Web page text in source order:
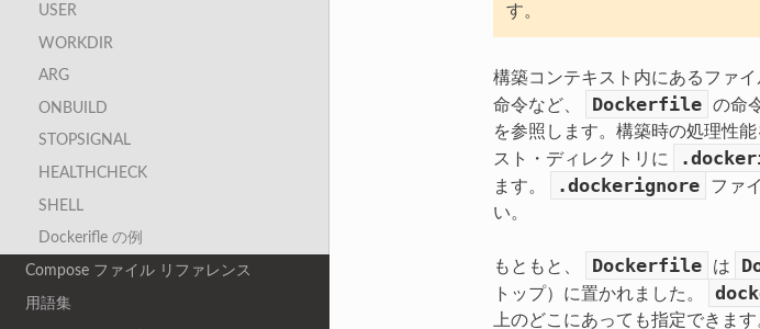
USER
WORKDIR
ARG
ONBUILD
STOPSIGNAL
HEALTHCHECK
SHELL
Dockerifle の例
Compose ファイル リファレンス
用語集
す。
構築コンテキスト内にあるファイ
命令など、 Dockerfile
の命
を参照します。構築時の処理性
スト・ディレクトリに
ます。
.dockerignore ファ
い。
もともと、 Dockerfile は
トップ）に置かれました。
上のどこにあっても指定できます